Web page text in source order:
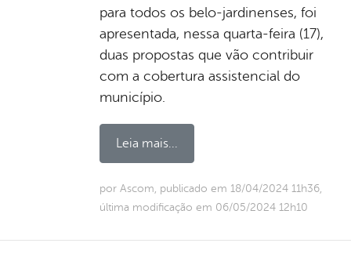
para todos os belo-jardinenses, foi
apresentada, nessa quarta-feira (17),
duas propostas que vão contribuir
com a cobertura assistencial do
município.
Leia mais...
por Ascom, publicado em 18/04/2024 11h36,
última modificação em 06/05/2024 12h10